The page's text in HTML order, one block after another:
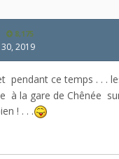
8,175
2019
pendant ce temps . . .
à la gare de Chênée
! . . .